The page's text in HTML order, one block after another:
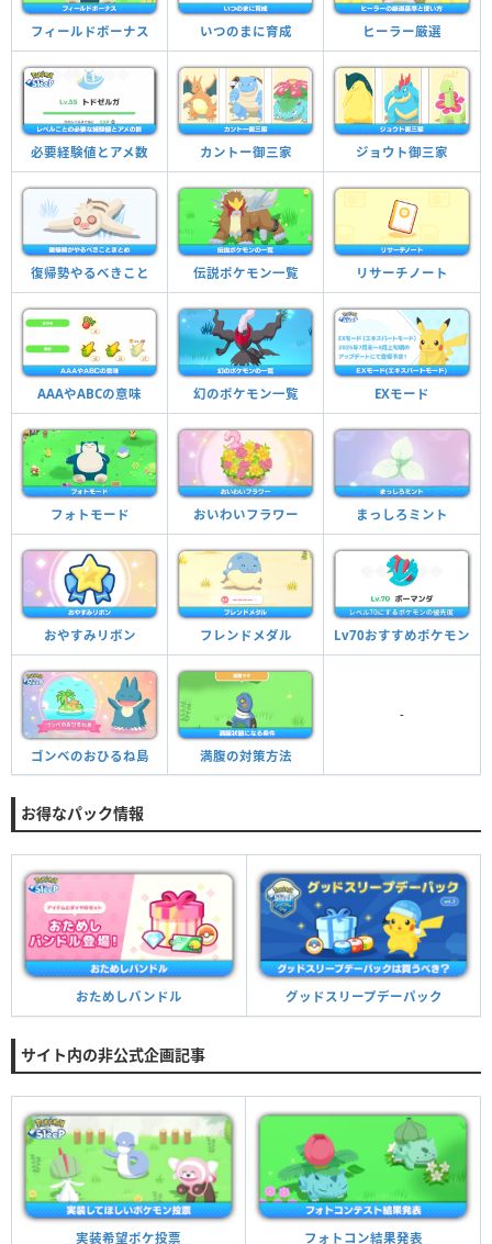
フィールドボーナス いつのまに育成 ヒーラー厳選
必要経験値とアメ数 カントー御三家 ジョウト御三家
復帰勢やるべきこと 伝説ポケモン一覧 リサーチノート
AAAやABCの意味 幻のポケモン一覧 EXモード
フォトモード おいわいフラワー まっしろミント
おやすみリボン フレンドメダル Lv70おすすめポケモン
ゴンベのおひるね島 満腹の対策方法
-
お得なパック情報
おためしバンドル グッドスリープデーパック
サイト内の非公式企画記事
実装希望ポケ投票 フォトコン結果発表